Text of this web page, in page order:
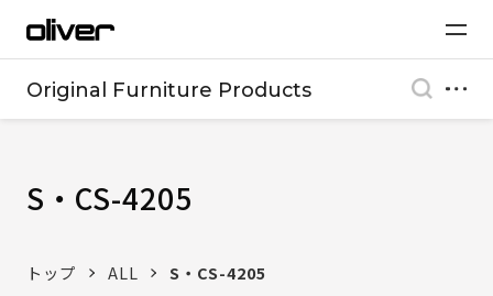
Original Furniture Products
S・CS-4205
トップ ALL S・CS-4205